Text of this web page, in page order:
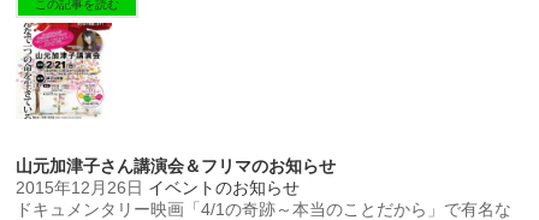
この記事を読む
山元加津子さん講演会＆フリマのお知らせ
2015年12月26日 イベントのお知らせ
ドキュメンタリー映画「4/1の奇跡～本当のことだから」で有名な